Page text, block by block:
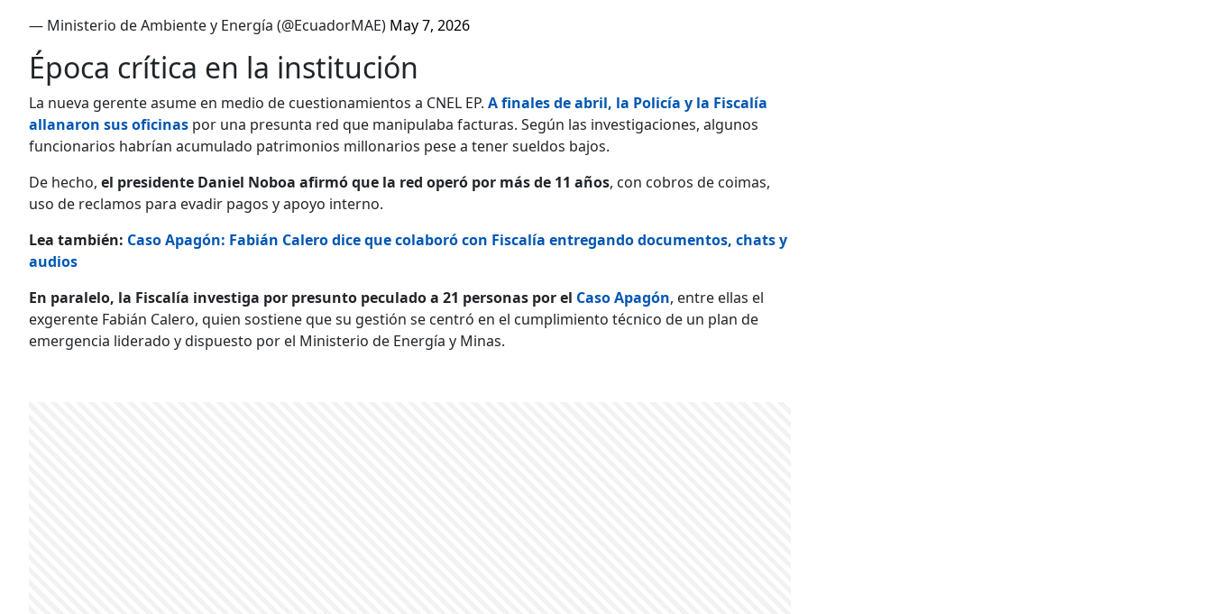
— Ministerio de Ambiente y Energía (@EcuadorMAE) May 7, 2026
Época crítica en la institución
La nueva gerente asume en medio de cuestionamientos a CNEL EP. A finales de abril, la Policía y la Fiscalía
allanaron sus oficinas por una presunta red que manipulaba facturas. Según las investigaciones, algunos
funcionarios habrían acumulado patrimonios millonarios pese a tener sueldos bajos.
De hecho, el presidente Daniel Noboa afirmó que la red operó por más de 11 años, con cobros de coimas,
uso de reclamos para evadir pagos y apoyo interno.
Lea también: Caso Apagón: Fabián Calero dice que colaboró con Fiscalía entregando documentos, chats y
audios
En paralelo, la Fiscalía investiga por presunto peculado a 21 personas por el Caso Apagón, entre ellas el
exgerente Fabián Calero, quien sostiene que su gestión se centró en el cumplimiento técnico de un plan de
emergencia liderado y dispuesto por el Ministerio de Energía y Minas.